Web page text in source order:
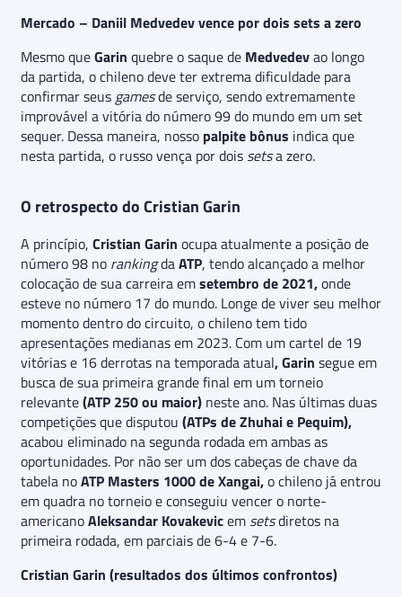
Mercado – Daniil Medvedev vence por dois sets a zero
Mesmo queGarin quebre o saque de Medvedevao longo
da partida, o chileno deve ter extrema dificuldade para
confirmar seusgamesde serviço, sendo extremamente
improvável a vitória do número 99 do mundo em um set
sequer. Dessa maneira, nosso palpite bônus indica que
nesta partida, o russo vença por dois setsa zero.
O retrospecto do Cristian Garin
A princípio, Cristian Garin ocupa atualmente a posição de
número 98 no rankingdaATP, tendo alcançado a melhor
colocação de sua carreira emsetembro de 2021,onde
esteve no número 17 do mundo. Longe de viver seu melhor
momento dentro do circuito, o chileno tem tido
apresentações medianas em 2023. Com um cartel de 19
vitórias e 16 derrotas na temporada atual, Garin segue em
busca de sua primeira grande final em um torneio
relevante(ATP 250 ou maior) neste ano. Nas últimas duas
competições que disputou (ATPs de Zhuhai e Pequim),
acabou eliminado na segunda rodada em ambas as
oportunidades. Por não ser um dos cabeças de chave da
tabela noATP Masters 1000 de Xangai,o chileno já entrou
em quadra no torneio e conseguiu vencer o norte-
americanoAleksandar Kovakevicem setsdiretos na
primeira rodada, em parciais de 6-4 e 7-6.
Cristian Garin (resultados dos últimos confrontos)